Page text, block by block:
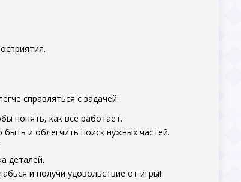
справляться с задачей:
понять, как всё работает.
и облегчить поиск нужных частей.
деталей.
и получи удовольствие от игры!